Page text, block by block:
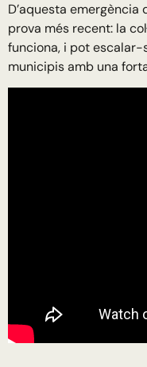
D’aquesta emergència
prova més recent: la
funciona, i pot
municipis amb una